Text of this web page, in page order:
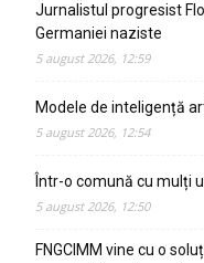
Jurnalistul progresist
Germaniei naziste
5 august 2026, 12:59
Modele de inteligență
5 august 2026, 12:54
Într-o comună cu mulți
5 august 2026, 12:50
FNGCIMM vine cu o